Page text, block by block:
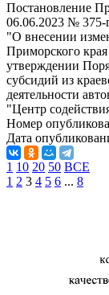
Постановление
06.06.2023 № 375-
"О внесении
Приморского
утверждении
субсидий из
деятельности
"Центр
Номер
Дата
1 10 20 50 ВСЕ
1 2 3 4 5 6 ... 8